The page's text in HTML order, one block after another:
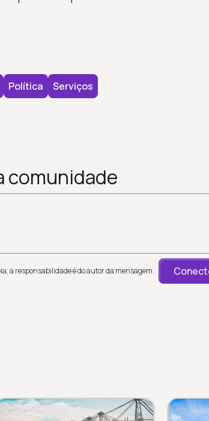
Política Serviços
comunidade
a responsabilidade é do autor da mensagem.